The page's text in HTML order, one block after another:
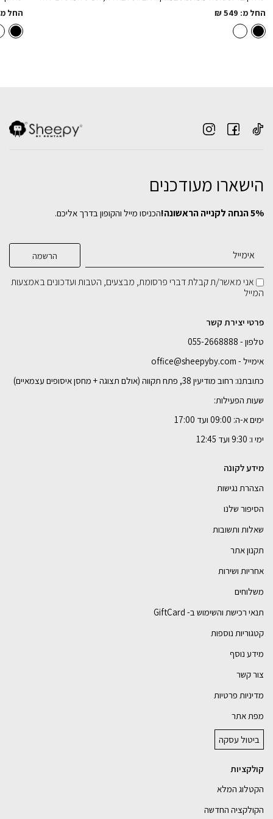
החל מ: ₪ 549
בחירת
סט שולחלנות קפה עגולים (בוצ'ר בלוק אלון)
בחירת
החל
שולחן סלון Minimal (עומק 50 ס"מ)
₪1,049
בחירת רוחב:
בחירת
הישארו מעודכנים
5% הנחה לקנייה הראשונה! הכניסו מייל והקופון בדרך אליכם.
אני מאשר/ת קבלת דברי פרסומת, מבצעים, הטבות ועדכונים באמצעות
המייל
פרטי יצירת קשר
טלפון - 055-2668888
אימייל - office@sheepyby.com
כתובתנו: רחוב מודיעין 38, פתח תקווה (אולם תצוגה + מחסן איסופים עצמאיים)
שעות הפעילות:
ימים א-ה: 09:00 ועד 17:00
ימי ו: 9:30 ועד 12:45
מידע לקונה
הצהרת נגישות
הסיפור שלנו
שאלות ותשובות
תקנון אתר
אחריות ושירות
משלוחים
תנאי רכישת והשימוש ב- GiftCard
קטגוריות נוספות
מידע נוסף
צור קשר
מדיניות פרטיות
מפת אתר
ביטול עסקה
קולקציות
הקטלוג המלא
הקולקציה החדשה